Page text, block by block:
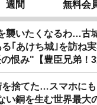
週間 無料会
襲いたくなるわ…古
｢あけち城｣を訪ね
恨み"【豊臣兄弟！3
を捨てた…スマホに
い銅を生む世界最大